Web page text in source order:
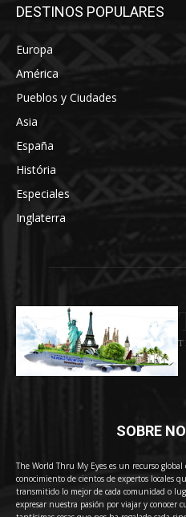
DESTINOS POPULARES
Europa
América
Pueblos y Ciudades
Asia
España
História
Especiales
Inglaterra
SOBRE
The World Thru My Eyes es un recurso
conocimiento de cientos de expertos locales
transmitido lo mejor de cada comunidad o
expresar nuestra pasión por viajar y conocer